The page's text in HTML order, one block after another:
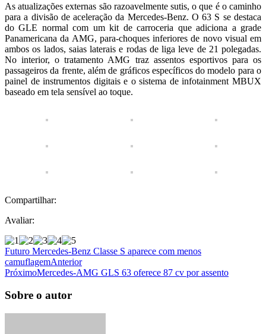
As atualizações externas são razoavelmente sutis, o que é o caminho
para a divisão de aceleração da Mercedes-Benz. O 63 S se destaca
do GLE normal com um kit de carroceria que adiciona a grade
Panamericana da AMG, para-choques inferiores de novo visual em
ambos os lados, saias laterais e rodas de liga leve de 21 polegadas.
No interior, o tratamento AMG traz assentos esportivos para os
passageiros da frente, além de gráficos específicos do modelo para o
painel de instrumentos digitais e o sistema de infotainment MBUX
baseado em tela sensível ao toque.
Compartilhar:
Avaliar:
Futuro Mercedes-Benz Classe S aparece com menos
camuflagemAnterior
PróximoMercedes-AMG GLS 63 oferece 87 cv por assento
Sobre o autor